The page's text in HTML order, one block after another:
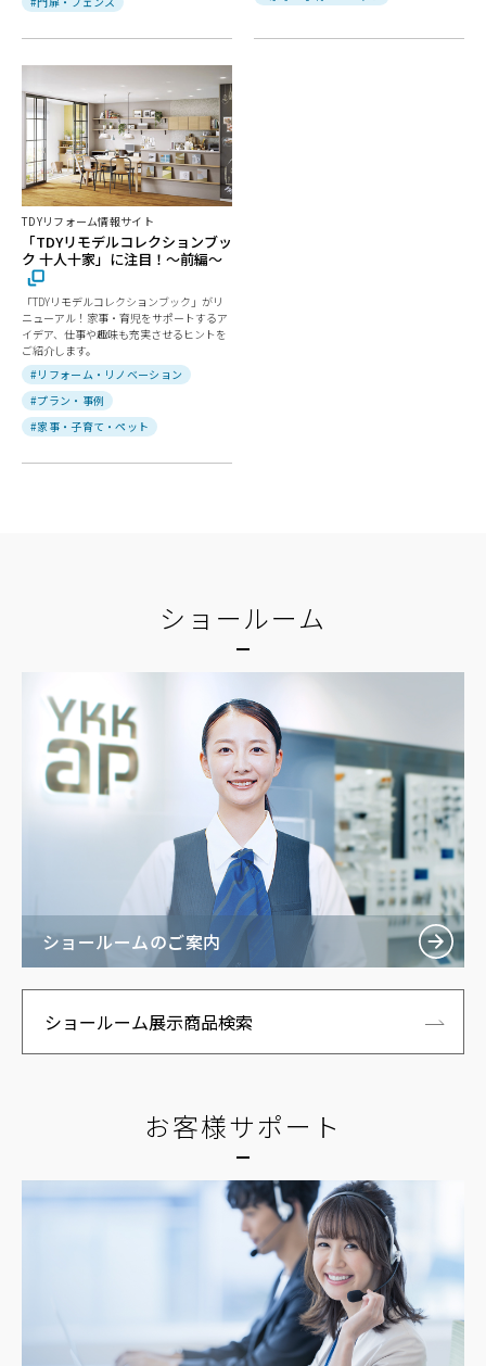
TDYリフォーム情報サイト
「TDYリモデルコレクションブッ
ク 十人十家」に注目！～前編～
「TDYリモデルコレクションブック」がリ
ニューアル！家事・育児をサポートするア
イデア、仕事や趣味も充実させるヒントを
ご紹介します。
#リフォーム・リノベーション
#プラン・事例
#家事・子育て・ペット
ショールーム
ショールームのご案内
ショールーム展示商品検索
お客様サポート